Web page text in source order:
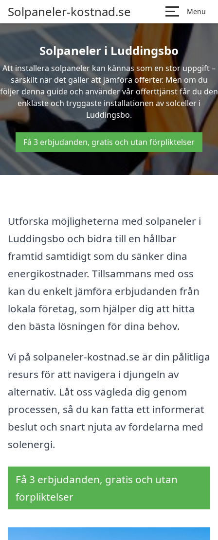
Solpaneler-kostnad.se Menu
Solpaneler i Luddingsbo
Att installera solpaneler kan kännas som en stor uppgift –
särskilt när det gäller att jämföra offerter. Men om du
följer denna guide och använder vår offerttjänst får du den
enklaste och tryggaste installationen av solceller i
Luddingsbo.
Få 3 erbjudanden, gratis och utan förpliktelser
Utforska möjligheterna med solpaneler i
Luddingsbo och bidra till en hållbar
framtid samtidigt som du sänker dina
energikostnader. Tillsammans med oss
kan du enkelt jämföra erbjudanden från
lokala företag, som hjälper dig att hitta
den bästa lösningen för dina behov.
Vi på solpaneler-kostnad.se är din pålitliga
resurs för att navigera i djungeln av
alternativ. Låt oss vägleda dig genom
processen, så du kan fatta ett informerat
beslut och snart njuta av fördelarna med
solenergi.
Få 3 erbjudanden, gratis och utan
förpliktelser